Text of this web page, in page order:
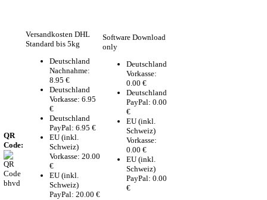
QR
Code:
Versandkosten DHL
Standard bis 5kg
Deutschland
Nachnahme:
8.95 €
Deutschland
Vorkasse: 6.95
€
Deutschland
PayPal: 6.95 €
EU (inkl.
Schweiz)
Vorkasse: 20.00
€
EU (inkl.
Schweiz)
PayPal: 20.00 €
Software Download
only
Deutschland
Vorkasse:
0.00 €
Deutschland
PayPal: 0.00
€
EU (inkl.
Schweiz)
Vorkasse:
0.00 €
EU (inkl.
Schweiz)
PayPal: 0.00
€